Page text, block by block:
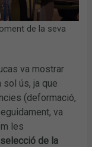
de la seva
va mostrar
ús, ja que
(deformació,
va
les
selecció de la